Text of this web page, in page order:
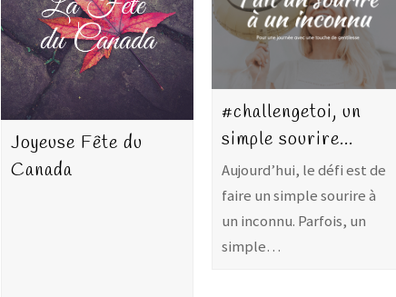
Joyeuse Fête du
Canada
#challengetoi, un
simple sourire…
Aujourd’hui, le défi est de
faire un simple sourire à
un inconnu. Parfois, un
simple…